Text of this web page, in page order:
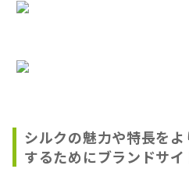
シルクの魅力や特長を
するためにブランドサ